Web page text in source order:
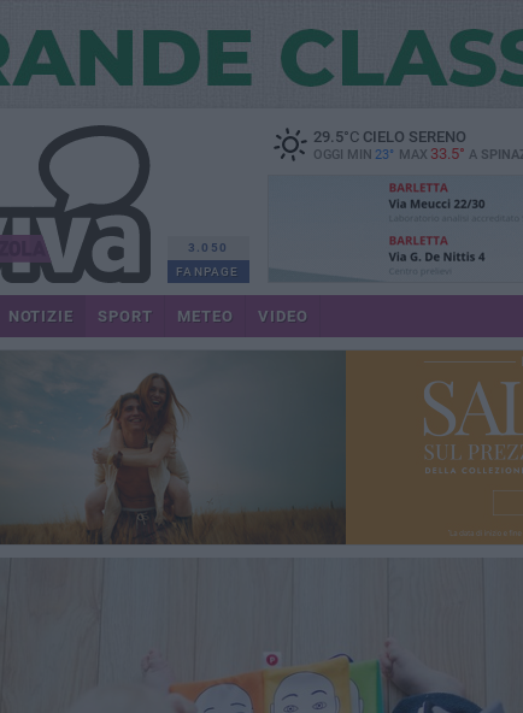
3.050
FANPAGE
29.5°CCIELO SERENO
OGGI MIN 23° MAX 33.5° A
NOTIZIE SPORT METEO VIDEO